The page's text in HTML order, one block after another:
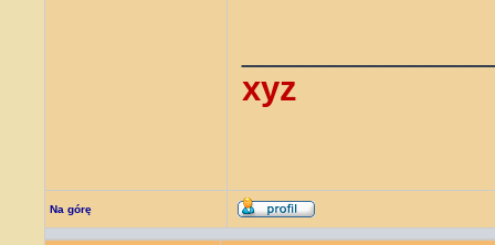
xyz
Na górę